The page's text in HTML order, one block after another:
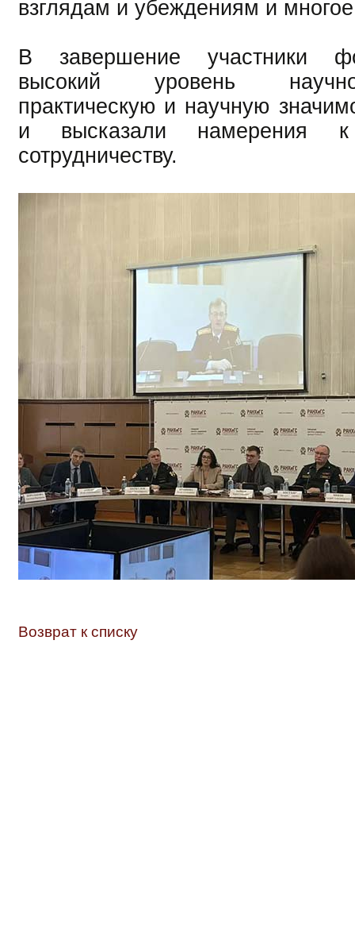
взглядам и убеждениям и
В завершение участники
высокий уровень
практическую и научную
и высказали намерения к
сотрудничеству.
Возврат к списку